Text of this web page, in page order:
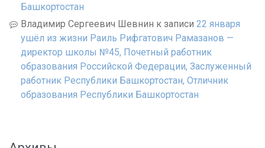
Башкортостан
Владимир Сергеевич Шевнин к записи 22 января
ушёл из жизни Раиль Рифгатович Рамазанов —
директор школы №45, Почетный работник
образования Российской Федерации, Заслуженный
работник Республики Башкортостан, Отличник
образования Республики Башкортостан